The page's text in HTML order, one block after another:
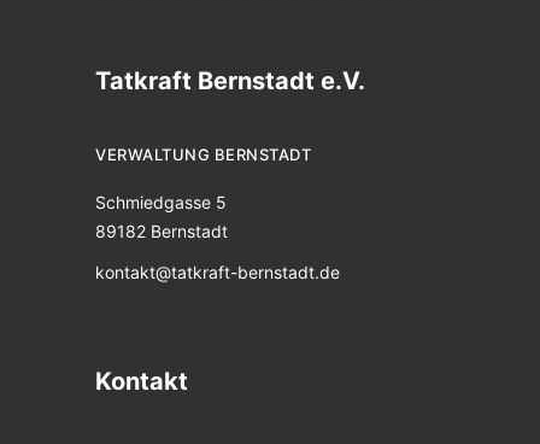
Tatkraft Bernstadt e.V.
VERWALTUNG BERNSTADT
Schmiedgasse 5
89182 Bernstadt
kontakt@tatkraft-bernstadt.de
Kontakt